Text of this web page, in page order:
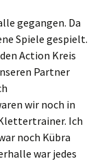
gegangen. Da
Spiele gespielt.
Action Kreis
Partner
wir noch in
Ich
noch Kübra
war jedes